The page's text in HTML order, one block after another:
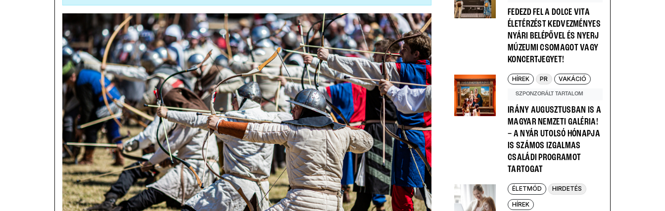
FEDEZD FEL A DOLCE VITA
ÉLETÉRZÉST KEDVEZMÉNYES
NYÁRI BELÉPŐVEL ÉS NYERJ
MÚZEUMI CSOMAGOT VAGY
KONCERTJEGYET!
HÍREK PR VAKÁCIÓ
SZPONZORÁLT TARTALOM
IRÁNY AUGUSZTUSBAN IS A
MAGYAR NEMZETI GALÉRIA!
– A NYÁR UTOLSÓ HÓNAPJA
IS SZÁMOS IZGALMAS
CSALÁDI PROGRAMOT
TARTOGAT
ÉLETMÓD HIRDETÉS
HÍREK